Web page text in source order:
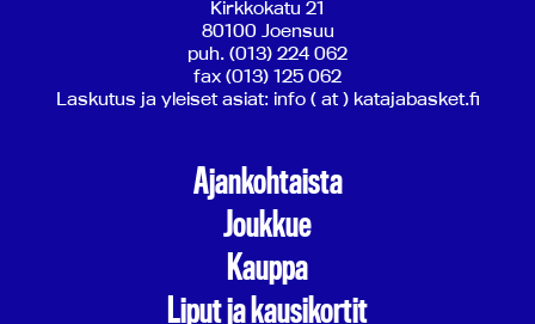
Kirkkokatu 21
80100 Joensuu
puh. (013) 224 062
fax (013) 125 062
Laskutus ja yleiset asiat: info ( at ) katajabasket.fi
Ajankohtaista
Joukkue
Kauppa
Liput ja kausikortit